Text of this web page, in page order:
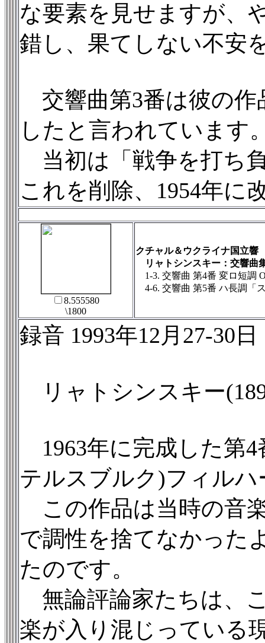
な要素を見せますが、
錯し、果てしない不安
交響曲第3番は彼の作
したと言われています
当初は「戦争を打ち
これを削除、1954年に
8.555580
\1800
クチャル＆ウクライナ国立響
リャトシンスキー：交響曲
1-3. 交響曲 第4番 変ロ短調
4-6. 交響曲 第5番 ハ長調「
録音 1993年12月27-30
リャトシンスキー
1963年に完成した第
テルスブルク)フィル
この作品は当時の音
で調性を捨てなかった
たのです。
無論評論家たちは、
楽が入り混じっている